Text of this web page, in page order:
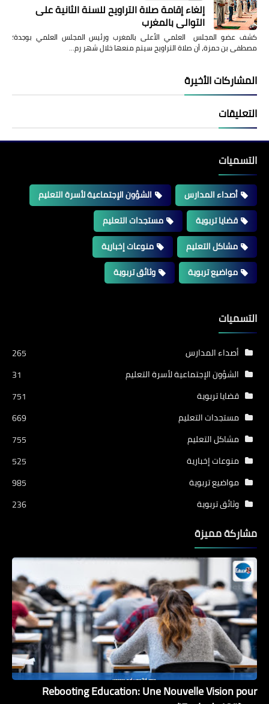
إلغاء إقامة صلاة التراويح للسنة الثانية على
التوالي بالمغرب
كشف عضو المجلس العلمي الأعلى بالمغرب ورئيس المجلس العلمي بوجدة؛
مصطفى بن حمزة، أن صلاة التراويح سيتم منعها خلال شهر رم…
المشاركات الأخيرة
التعليقات
التسميات
أصداء المدارس
الشؤون الإجتماعية لأسرة التعليم
قضايا تربوية
مستجدات التعليم
مشاكل التعليم
منوعات إخبارية
مواضيع تربوية
وثائق تربوية
التسميات
أصداء المدارس
265
الشؤون الإجتماعية لأسرة التعليم
31
قضايا تربوية
751
مستجدات التعليم
669
مشاكل التعليم
755
منوعات إخبارية
525
مواضيع تربوية
985
وثائق تربوية
236
مشاركة مميزة
Rebooting Education: Une Nouvelle Vision pour